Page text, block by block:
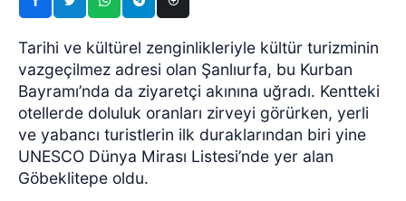
Tarihi ve kültürel zenginlikleriyle kültür turizminin
vazgeçilmez adresi olan Şanlıurfa, bu Kurban
Bayramı’nda da ziyaretçi akınına uğradı. Kentteki
otellerde doluluk oranları zirveyi görürken, yerli
ve yabancı turistlerin ilk duraklarından biri yine
UNESCO Dünya Mirası Listesi’nde yer alan
Göbeklitepe oldu.